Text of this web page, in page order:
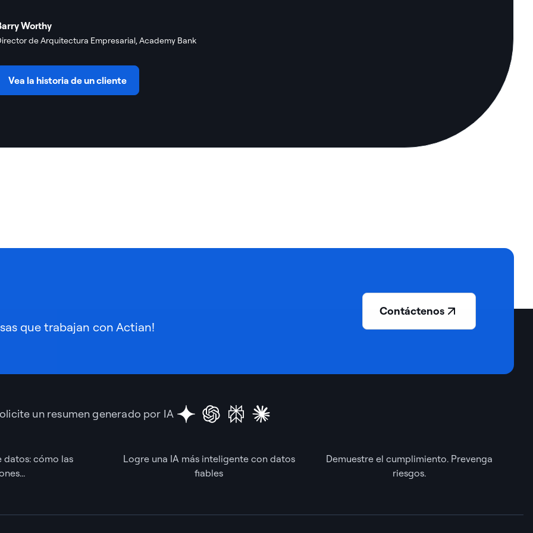
Worthy
de Arquitectura Empresarial, Academy Bank
Vea la historia de un cliente
que trabajan con Actian!
Contáctenos
un resumen generado por IA
datos: cómo las
Logre una IA más inteligente con datos
fiables
Demuestre el cumplimiento. Prevenga
riesgos.